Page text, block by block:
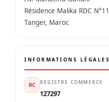
Résidence Malika RDC N°11
Tanger, Maroc
INFORMATIONS LÉGALES
RC REGISTRE COMMERCE
127297